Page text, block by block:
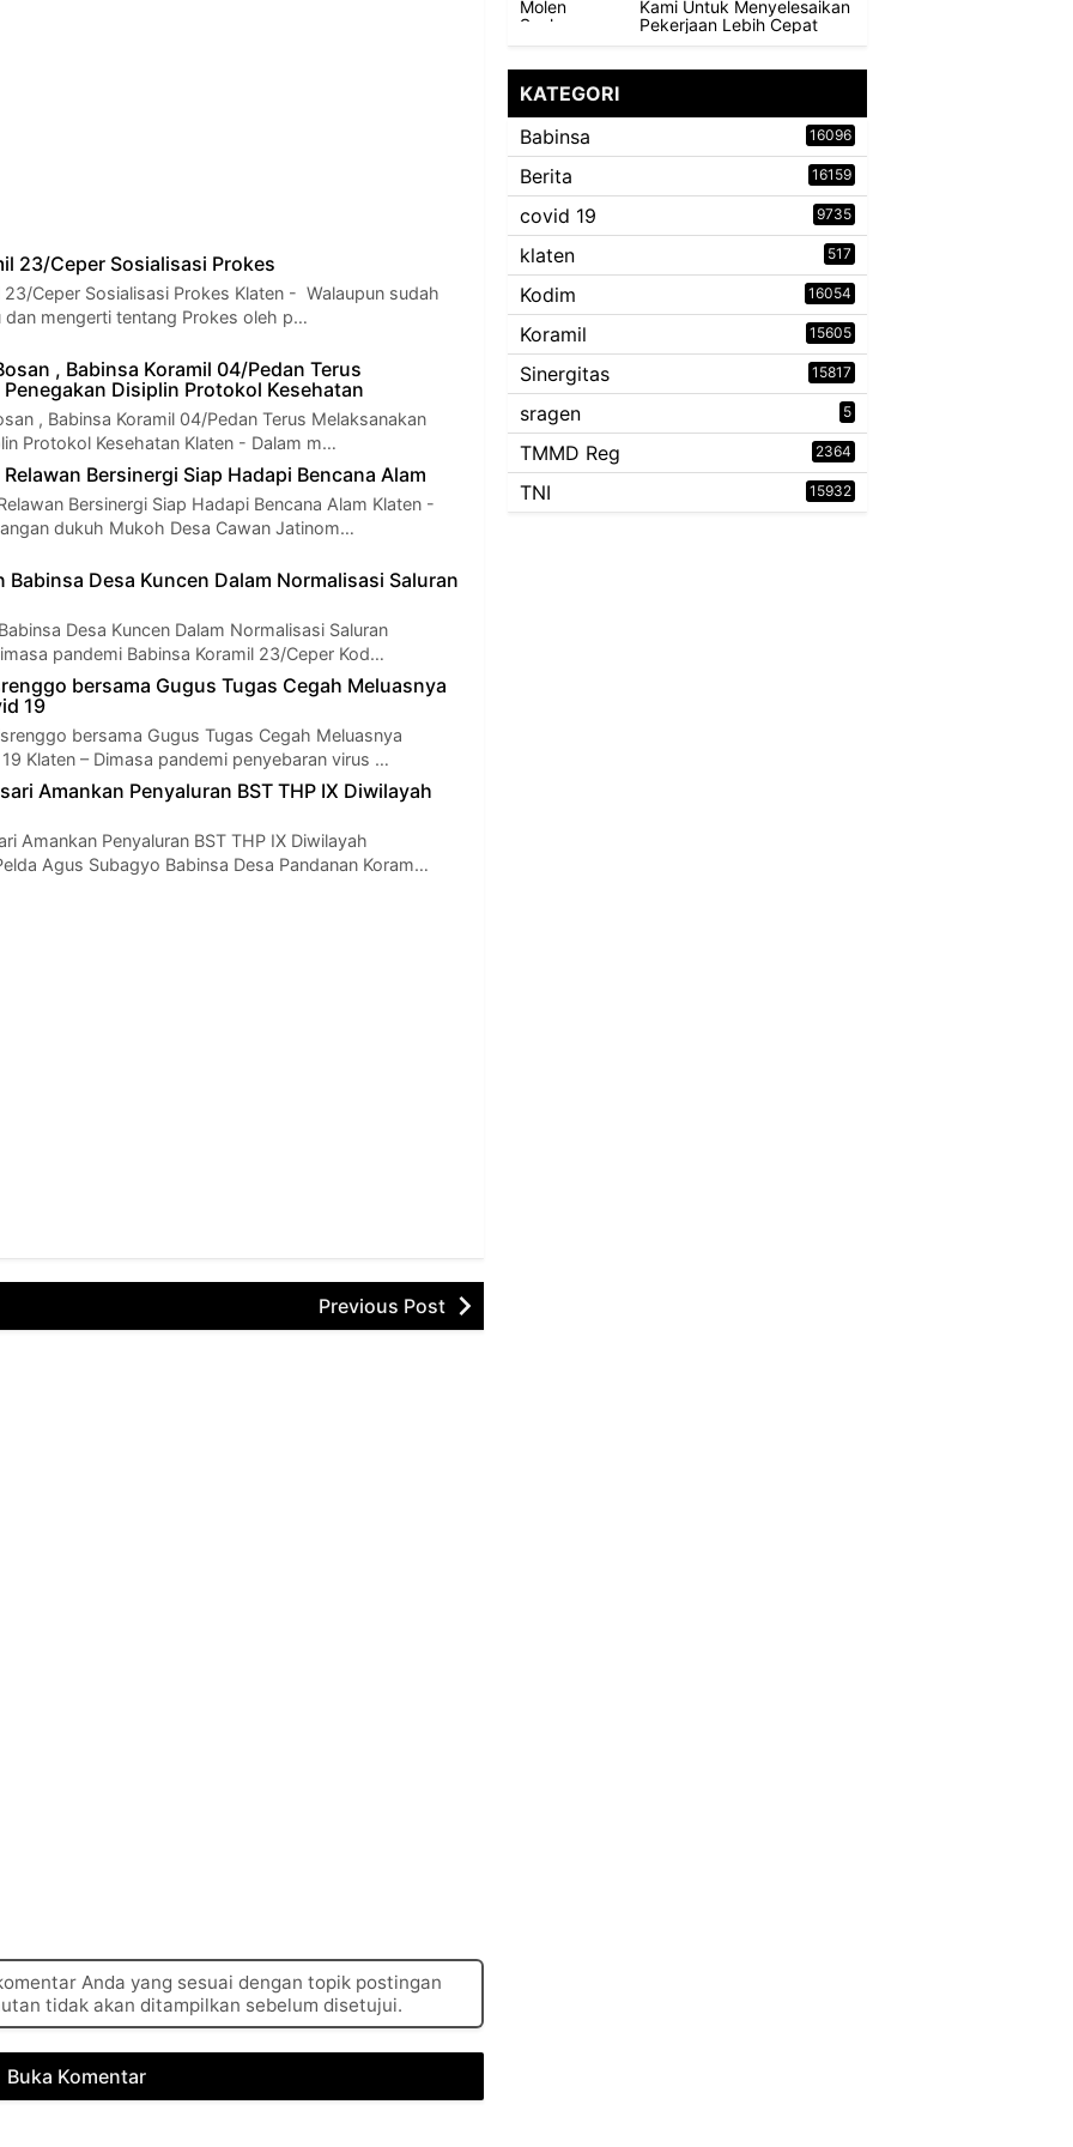
23/Ceper Sosialisasi Prokes
23/Ceper Sosialisasi Prokes Klaten - Walaupun sudah
dan mengerti tentang Prokes oleh p…
, Babinsa Koramil 04/Pedan Terus
Disiplin Protokol Kesehatan
, Babinsa Koramil 04/Pedan Terus Melaksanakan
Protokol Kesehatan Klaten - Dalam m…
Relawan Bersinergi Siap Hadapi Bencana Alam
Bersinergi Siap Hadapi Bencana Alam Klaten -
dukuh Mukoh Desa Cawan Jatinom…
Babinsa Desa Kuncen Dalam Normalisasi Saluran
Desa Kuncen Dalam Normalisasi Saluran
pandemi Babinsa Koramil 23/Ceper Kod…
bersama Gugus Tugas Cegah Meluasnya
19
bersama Gugus Tugas Cegah Meluasnya
Klaten – Dimasa pandemi penyebaran virus …
Amankan Penyaluran BST THP IX Diwilayah
Amankan Penyaluran BST THP IX Diwilayah
Agus Subagyo Babinsa Desa Pandanan Koram…
Previous Post
Anda yang sesuai dengan topik postingan
tidak akan ditampilkan sebelum disetujui.
Buka Komentar
Kami Untuk Menyelesaikan
Pekerjaan Lebih Cepat
KATEGORI
Babinsa
16096
Berita 16159
covid 19 9735
klaten 517
Kodim 16054
Koramil 15605
Sinergitas 15817
sragen 5
TMMD Reg 2364
TNI 15932